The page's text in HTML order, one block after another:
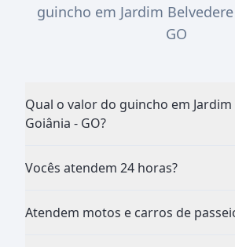
guincho em Jardim
GO
Qual o valor do guincho em
Goiânia - GO?
Vocês atendem 24 horas?
Atendem motos e carros de